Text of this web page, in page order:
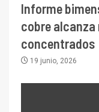
Informe
cobre alcanza
concentrados
19 junio, 2026